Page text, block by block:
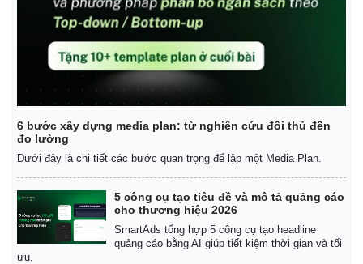
Khởi nghiệp
Tiêu dùng
Tỷ giá
Chứng khoán
Giá cà phê
6 bước xây dựng media plan: từ nghiên cứu đối thủ đến
đo lường
Dưới đây là chi tiết các bước quan trọng để lập một Media Plan.
5 công cụ tạo tiêu đề và mô tả quảng cáo
cho thương hiệu 2026
SmartAds tổng hợp 5 công cụ tạo headline
quảng cáo bằng AI giúp tiết kiệm thời gian và tối
ưu.